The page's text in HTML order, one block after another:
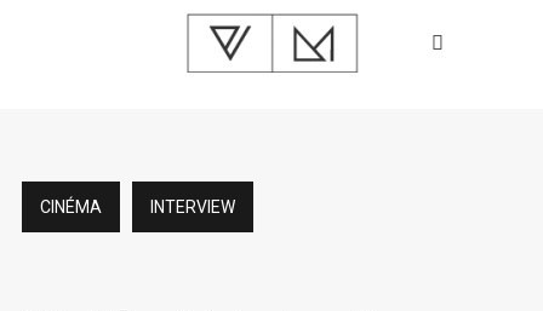
CINÉMA INTERVIEW